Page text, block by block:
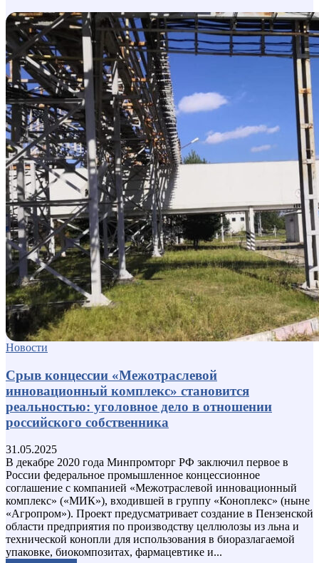
Новости
Срыв концессии «Межотраслевой
инновационный комплекс» становится
реальностью: уголовное дело в отношении
российского собственника
31.05.2025
В декабре 2020 года Минпромторг РФ заключил первое в
России федеральное промышленное концессионное
соглашение с компанией «Межотраслевой инновационный
комплекс» («МИК»), входившей в группу «Коноплекс» (ныне
«Агропром»). Проект предусматривает создание в Пензенской
области предприятия по производству целлюлозы из льна и
технической конопли для использования в биоразлагаемой
упаковке, биокомпозитах, фармацевтике и...